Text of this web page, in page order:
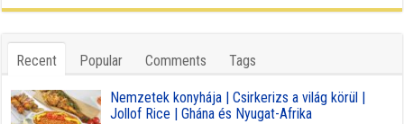
Recent Popular Comments Tags
Nemzetek konyhája | Csirkerizs a világ körül |
Jollof Rice | Ghána és Nyugat-Afrika